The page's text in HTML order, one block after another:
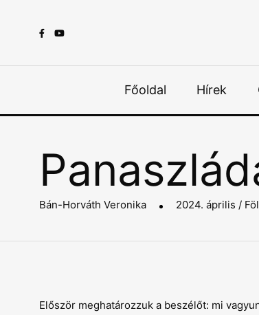
Főoldal Hírek
Bán-Horváth Veronika 2024. április /
Először meghatározzuk a beszélőt: mi